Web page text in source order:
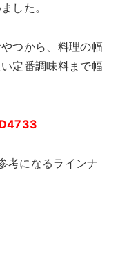
した。
つから、料理の幅
定番調味料まで幅
考になるラインナ